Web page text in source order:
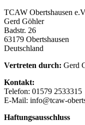
TCAW Obertshausen
Gerd Göhler
Badstr. 26
63179 Obertshausen
Deutschland
Vertreten durch: Gerd
Kontakt:
Telefon: 01579 2533315
E-Mail: info@tcaw-
Haftungsausschluss